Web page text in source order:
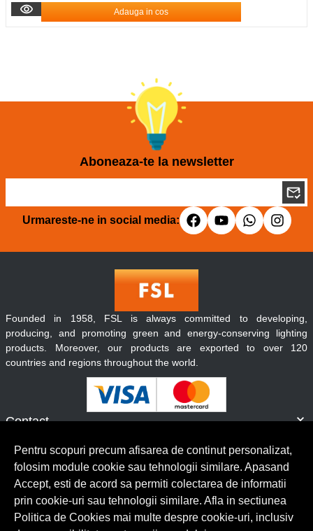
Adauga in cos
Aboneaza-te la newsletter
Urmareste-ne in social media:
Contact
Servicii clienti
Founded in 1958, FSL is always committed to developing,
producing, and promoting green and energy-conserving lighting
products. Moreover, our products are exported to over 120
countries and regions throughout the world.
© Copyright 2026 Lumilux. Toate drepturile rezervate.
Pentru scopuri precum afisarea de continut personalizat,
folosim module cookie sau tehnologii similare. Apasand
Accept, esti de acord sa permiti colectarea de informatii
prin cookie-uri sau tehnologii similare. Afla in sectiunea
Politica de Cookies mai multe despre cookie-uri, inclusiv